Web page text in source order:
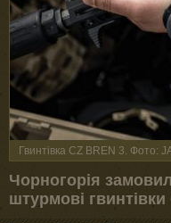
Гвинтівка CZ BREN 3. Фото:
Чорногорія
штурмові